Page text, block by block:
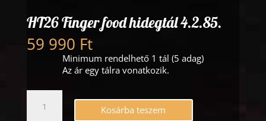
HT26 Finger food hidegtál 4.2.85.
59 990 Ft
Minimum rendelhető 1 tál (5 adag)
Az ár egy tálra vonatkozik.
Finger
Kosárba teszem